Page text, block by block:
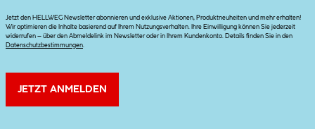
Jetzt den HELLWEG Newsletter abonnieren und exklusive Aktionen, Produktneuheiten und mehr erhalten!
Wir optimieren die Inhalte basierend auf Ihrem Nutzungsverhalten. Ihre Einwilligung können Sie jederzeit
widerrufen – über den Abmeldelink im Newsletter oder in Ihrem Kundenkonto. Details finden Sie in den
Datenschutzbestimmungen.
JETZT ANMELDEN